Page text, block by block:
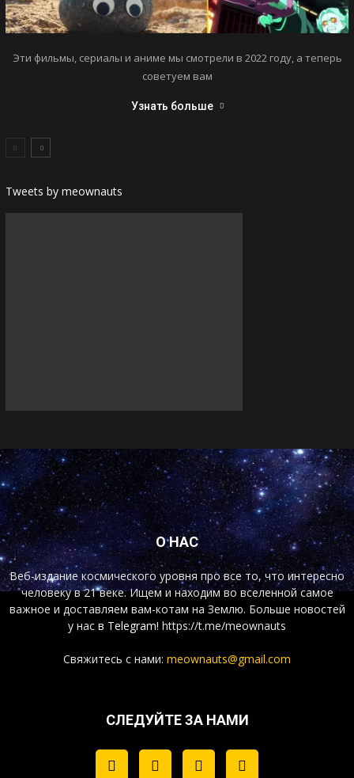
Эти фильмы, сериалы и аниме мы смотрели в 2022 году, а теперь
советуем вам
Узнать больше
Tweets by meownauts
О НАС
Веб-издание космического уровня про все то, что интересно
человеку в 21 веке. Ищем и находим во вселенной самое
важное и доставляем вам-котам на Землю. Больше новостей
у нас в Telegram! https://t.me/meownauts
Свяжитесь с нами: meownauts@gmail.com
СЛЕДУЙТЕ ЗА НАМИ